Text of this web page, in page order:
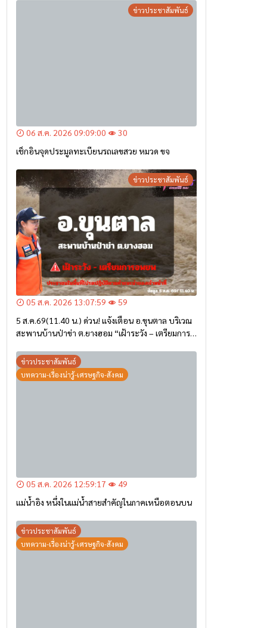
ข่าวประชาสัมพันธ์
06 ส.ค. 2026 09:09:00
30
เช็กอินจุดประมูลทะเบียนรถเลขสวย หมวด ขจ
ข่าวประชาสัมพันธ์
05 ส.ค. 2026 13:07:59
59
5 ส.ค.69(11.40 น.) ด่วน! แจ้งเตือน อ.ขุนตาล บริเวณ
สะพานบ้านป่าข่า ต.ยางฮอม “เฝ้าระวัง – เตรียมการ
ข่าวประชาสัมพันธ์
บทความ-เรื่องน่ารู้-เศรษฐกิจ-สังคม
05 ส.ค. 2026 12:59:17
49
แม่น้ำอิง หนึ่งในแม่น้ำสายสำคัญในภาคเหนือตอนบน
ข่าวประชาสัมพันธ์
บทความ-เรื่องน่ารู้-เศรษฐกิจ-สังคม